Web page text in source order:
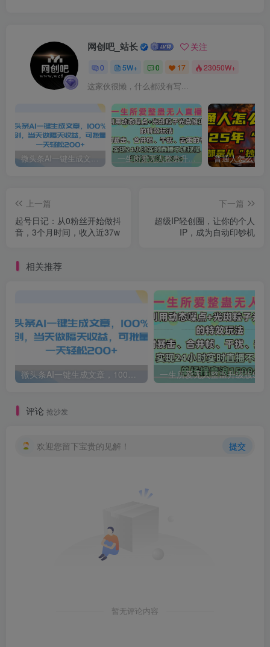
网创吧_站长 关注
0 5W+ 0 17 23050W+
这家伙很懒，什么都没有写...
微头条AI一键生成文章，100%过原创，当天做隔天收益，可批量，一天轻松200+ 一生所爱无人整蛊升级版9.0，利用动态噪点+光斑粒子光条推进的特效玩法，内附暴击、合并帧、干扰、去重的手法，实现24小时实时直播不违规操，单场日入1500+，小白也能无脑驾驭
上一篇
起号日记：从0粉丝开始做抖
音，3个月时间，收入近37w
下一篇
超级IP轻创圈，让你的个人
IP，成为自动印钞机
相关推荐
评论 抢沙发
欢迎您留下宝贵的见解！ 提交
暂无评论内容